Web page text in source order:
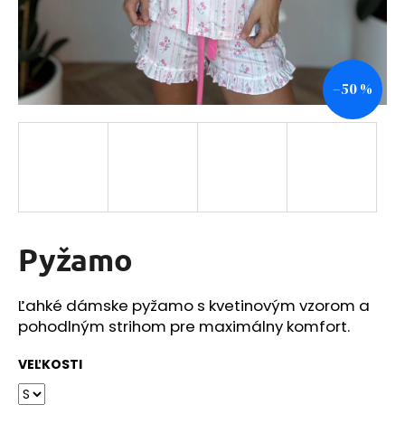
Pyžamo
Ľahké dámske pyžamo s kvetinovým vzorom a
pohodlným strihom pre maximálny komfort.
VEĽKOSTI
–50 %
á
j
s
ť
?
HĽADAŤ
d
p
r
ú
č